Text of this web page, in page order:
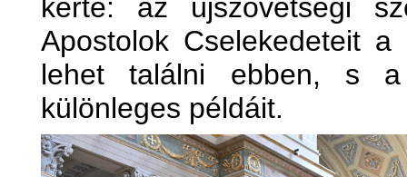
kérte: az újszövetségi
Apostolok Cselekedeteit
lehet találni ebben, s a
különleges példáit.